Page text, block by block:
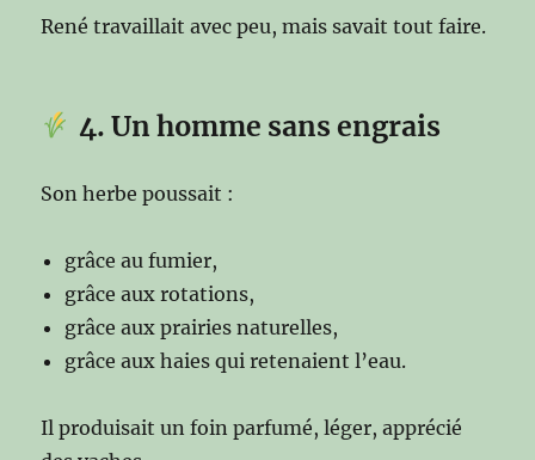
René travaillait avec peu, mais savait tout faire.
4. Un homme sans engrais
Son herbe poussait :
grâce au fumier,
grâce aux rotations,
grâce aux prairies naturelles,
grâce aux haies qui retenaient l’eau.
Il produisait un foin parfumé, léger, apprécié